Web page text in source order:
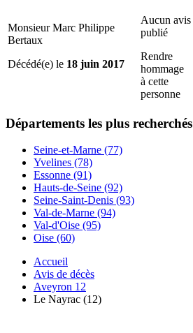
Monsieur Marc Philippe
Bertaux
Décédé(e) le 18 juin 2017
Aucun avis
publié
Rendre
hommage
à cette
personne
Départements les plus recherchés
Seine-et-Marne (77)
Yvelines (78)
Essonne (91)
Hauts-de-Seine (92)
Seine-Saint-Denis (93)
Val-de-Marne (94)
Val-d'Oise (95)
Oise (60)
Accueil
Avis de décès
Aveyron 12
Le Nayrac (12)